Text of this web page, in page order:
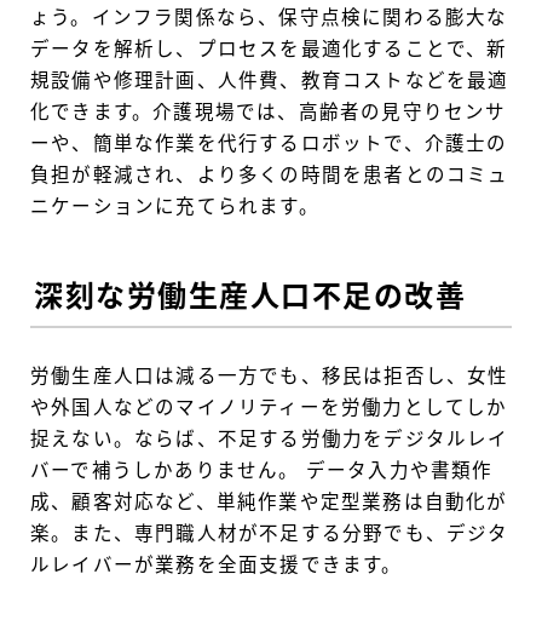
ょう。インフラ関係なら、保守点検に関わる膨大な
データを解析し、プロセスを最適化することで、新
規設備や修理計画、人件費、教育コストなどを最適
化できます。介護現場では、高齢者の見守りセンサ
ーや、簡単な作業を代行するロボットで、介護士の
負担が軽減され、より多くの時間を患者とのコミュ
ニケーションに充てられます。
深刻な労働生産人口不足の改善
労働生産人口は減る一方でも、移民は拒否し、女性
や外国人などのマイノリティーを労働力としてしか
捉えない。ならば、不足する労働力をデジタルレイ
バーで補うしかありません。 データ入力や書類作
成、顧客対応など、単純作業や定型業務は自動化が
楽。また、専門職人材が不足する分野でも、デジタ
ルレイバーが業務を全面支援できます。